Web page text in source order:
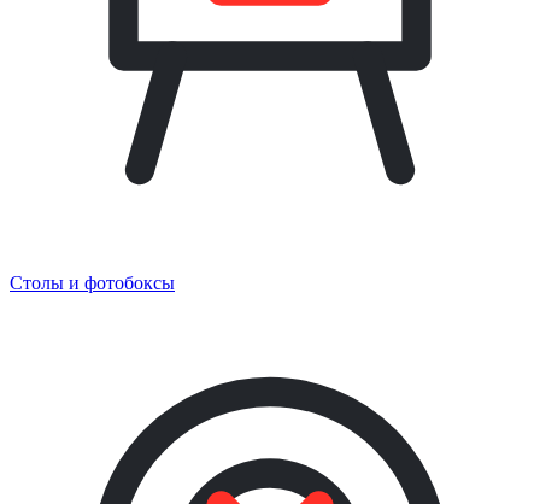
Столы и фотобоксы